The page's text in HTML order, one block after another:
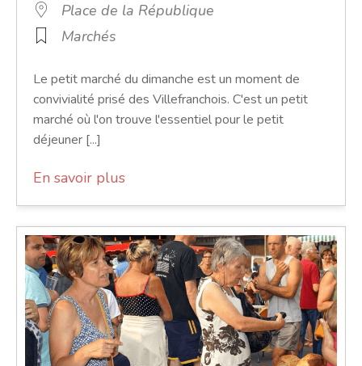
Place de la République
Marchés
Le petit marché du dimanche est un moment de
convivialité prisé des Villefranchois. C'est un petit
marché où l'on trouve l'essentiel pour le petit
déjeuner [...]
En savoir plus